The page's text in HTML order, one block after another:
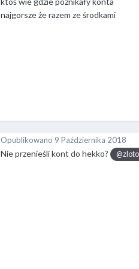
najgorsze że razem ze środkami
Opublikowano 9 Października 2018
Nie przenieśli kont do hekko?